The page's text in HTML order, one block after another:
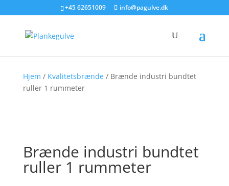
+45 62651009 info@pagulve.dk
Hjem / Kvalitetsbrænde/ Brænde industri bundtet
ruller 1 rummeter
Brænde industri bundtet
ruller 1 rummeter